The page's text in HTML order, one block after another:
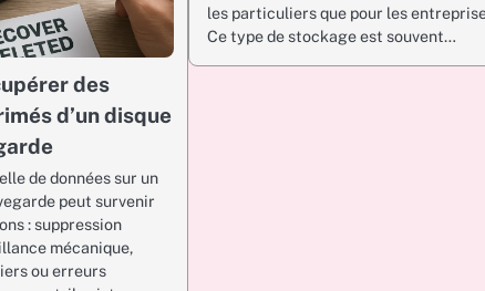
des
d’un disque
de données sur un
peut survenir
: suppression
mécanique,
ou erreurs
les particuliers que pour les
Ce type de stockage est souvent…